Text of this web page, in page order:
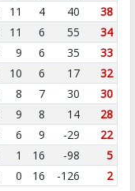
11 4 40
38
11 6 55
34
9 6 35
33
10 6 17
32
8 7 30
30
9 8 14
28
6 9 -29
22
1 16 -98
5
0 16 -126 2